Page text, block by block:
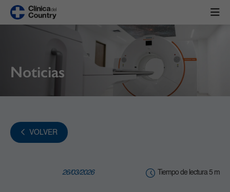
Noticias
VOLVER
26/03/2026 Tiempo de lectura 5 m